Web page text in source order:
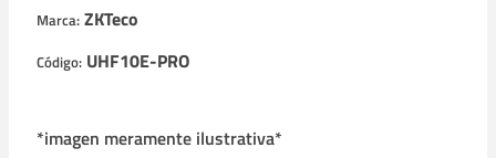
Marca: ZKTeco
Código: UHF10E-PRO
*imagen meramente ilustrativa*